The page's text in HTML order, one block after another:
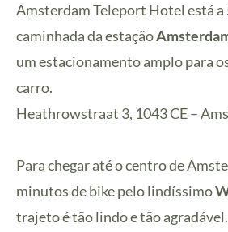
Amsterdam Teleport Hotel está a
caminhada da estação
um estacionamento amplo para
carro.
Heathrowstraat 3, 1043 CE –
Para chegar até o centro de
minutos de bike pelo lindíssimo
trajeto é tão lindo e tão